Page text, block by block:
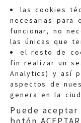
las cookies
necesarias para
funcionar, no
las únicas que
el resto de
fin realizar un
Analytics) y así
aspectos de
genera en la
Puede
Quejas: